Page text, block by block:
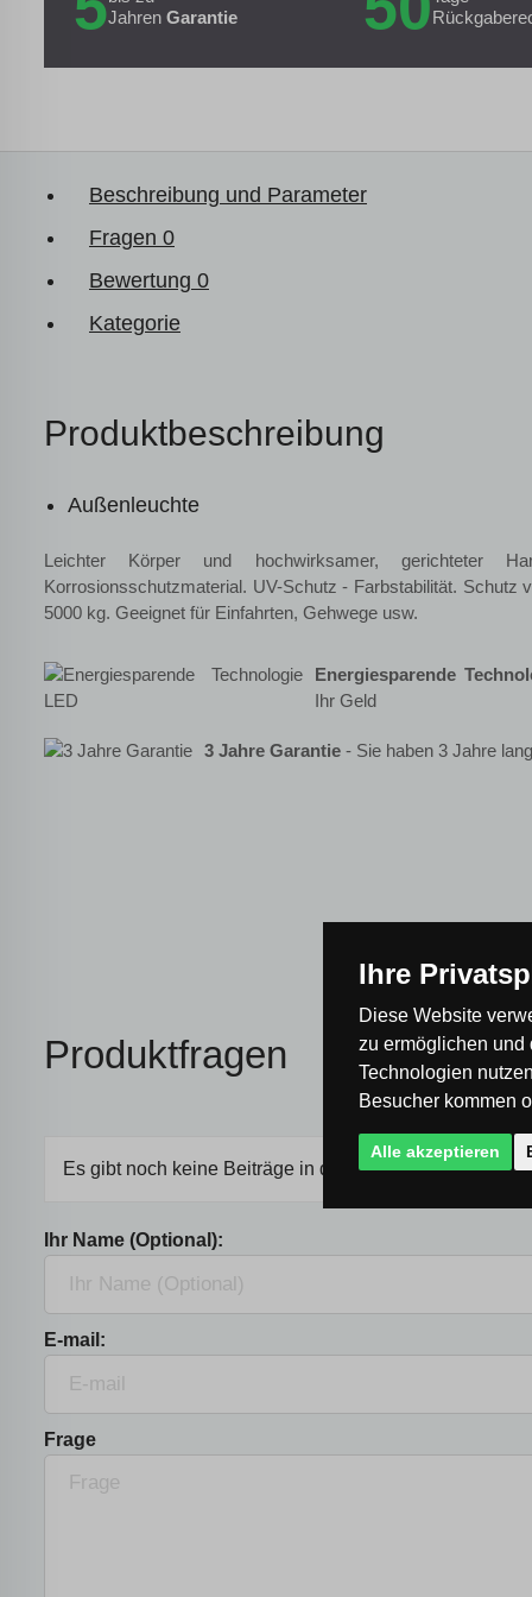
Jahren Garantie
Beschreibung und Parameter
Fragen 0
Bewertung 0
Kategorie
Produktbeschreibung
Außenleuchte
Leichter Körper und hochwirksamer, gerichteter
Korrosionsschutzmaterial. UV-Schutz - Farbstabilität. Schutz
5000 kg. Geeignet für Einfahrten, Gehwege usw.
Energiesparende
Ihr Geld
3 Jahre Garantie - Sie haben 3 Jahre
Produktfragen
Es gibt noch keine Beiträge in der Diskussion, seien
Ihr Name (Optional):
E-mail:
Frage
Ihre
Diese Website
zu ermöglichen und
Technologien
Besucher kommen
Alle akzeptieren